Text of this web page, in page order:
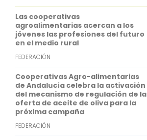
o
o
k
t
e
r
i
l
a
t
s
A
p
p
i
n
k
e
d
I
n
Las cooperativas
agroalimentarias acercan a los
jóvenes las profesiones del futuro
en el medio rural
FEDERACIÓN
Cooperativas Agro-alimentarias
de Andalucía celebra la activación
del mecanismo de regulación de la
oferta de aceite de oliva para la
próxima campaña
FEDERACIÓN